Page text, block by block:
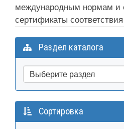
международным нормам и
сертификаты
Раздел каталога
Выберите раздел
Сортировка